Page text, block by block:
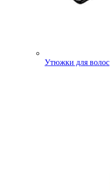
Утюжки для волос